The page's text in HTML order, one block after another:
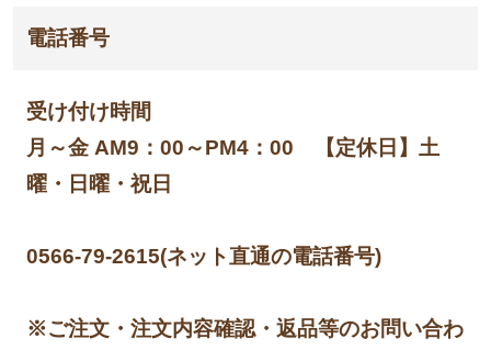
電話番号
受け付け時間
月～金 AM9：00～PM4：00 【定休日】土
曜・日曜・祝日
0566-79-2615(ネット直通の電話番号)
※ご注文・注文内容確認・返品等のお問い合わ